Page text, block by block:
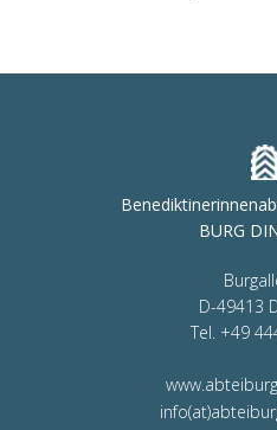
BURG
D-49413
Tel. +49